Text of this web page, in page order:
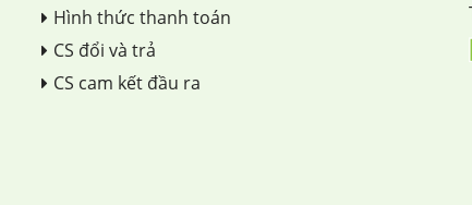
Hình thức thanh toán
CS đổi và trả
CS cam kết đầu ra